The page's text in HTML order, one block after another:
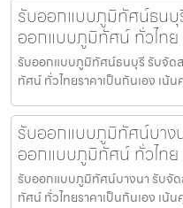
รับออกแบบภูมิทัศน์ธน
ออกแบบภูมิทัศน์ ทั่วไทย
รับออกแบบภูมิทัศน์ธนบุรี รับจั
ทัศน์ ทั่วไทยราคาเป็นกันเอง เ
รับออกแบบภูมิทัศน์บาง
ออกแบบภูมิทัศน์ ทั่วไทย
รับออกแบบภูมิทัศน์บางนา รับจั
ทัศน์ ทั่วไทยราคาเป็นกันเอง เ